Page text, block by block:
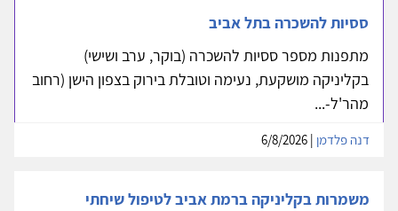
ססיות להשכרה בתל אביב
מתפנות מספר ססיות להשכרה (בוקר, ערב ושישי)
בקליניקה מושקעת, נעימה וטובלת בירוק בצפון הישן (רחוב
מהר'ל-...
דנה פלדמן
משמרות בקליניקה ברמת אביב לטיפול שיחתי